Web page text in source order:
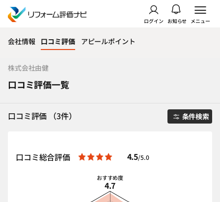
ログイン お知らせ メニュー
会社情報 口コミ評価 アピールポイント
株式会社由健
口コミ評価一覧
口コミ評価 （3件） 条件検索
口コミ総合評価 4.5/5.0
おすすめ度
4.7